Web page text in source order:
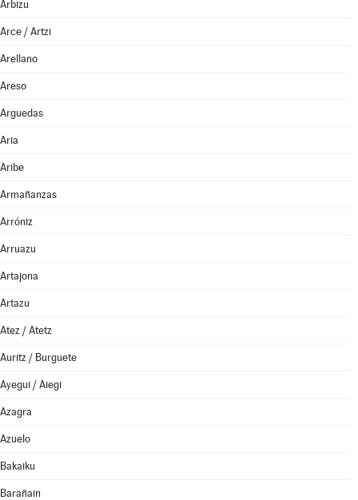
Arbizu
Arce / Artzi
Arellano
Areso
Arguedas
Aria
Aribe
Armañanzas
Arróniz
Arruazu
Artajona
Artazu
Atez / Atetz
Auritz / Burguete
Ayegui / Aiegi
Azagra
Azuelo
Bakaiku
Barañain